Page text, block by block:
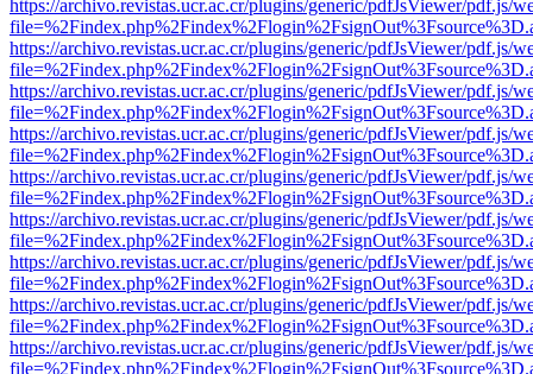
https://archivo.revistas.ucr.ac.cr/plugins/generic/pdfJsViewer/pdf.js/
https://archivo.revistas.ucr.ac.cr/plugins/generic/pdfJsViewer/pdf.js/
https://archivo.revistas.ucr.ac.cr/plugins/generic/pdfJsViewer/pdf.js/
https://archivo.revistas.ucr.ac.cr/plugins/generic/pdfJsViewer/pdf.js/
https://archivo.revistas.ucr.ac.cr/plugins/generic/pdfJsViewer/pdf.js/
https://archivo.revistas.ucr.ac.cr/plugins/generic/pdfJsViewer/pdf.js/
https://archivo.revistas.ucr.ac.cr/plugins/generic/pdfJsViewer/pdf.js/
https://archivo.revistas.ucr.ac.cr/plugins/generic/pdfJsViewer/pdf.js/
https://archivo.revistas.ucr.ac.cr/plugins/generic/pdfJsViewer/pdf.js/